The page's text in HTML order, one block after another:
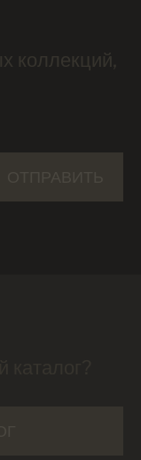
коллекций,